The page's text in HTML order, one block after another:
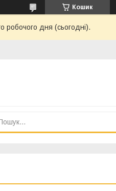
Кошик
робочого дня (сьогодні).